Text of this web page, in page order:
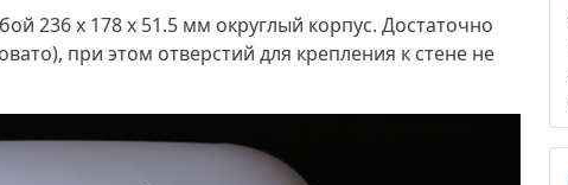
236 x 178 x 51.5 мм округлый корпус. Достаточно
при этом отверстий для крепления к стене не